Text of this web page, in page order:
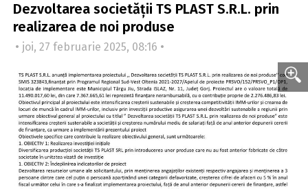
Dezvoltarea societății TS PLAST S.R.L. prin
realizarea de noi produse
• joi, 27 februarie 2025, 08:16 •